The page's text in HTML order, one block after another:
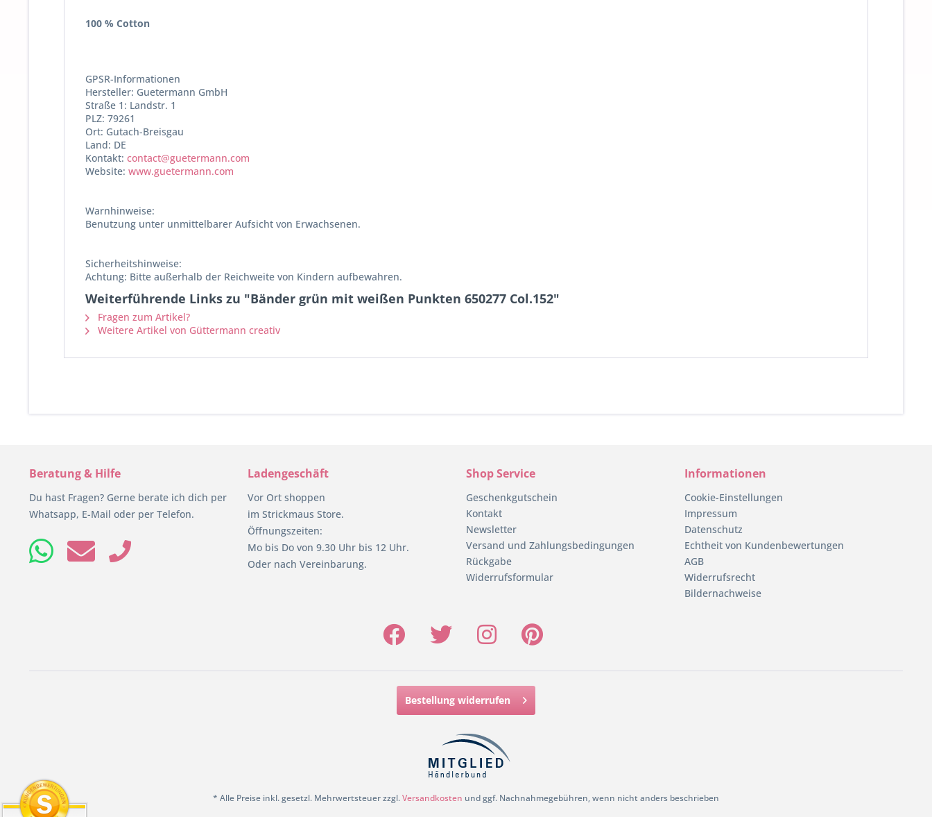
100 % Cotton
GPSR-Informationen
Hersteller: Guetermann GmbH
Straße 1: Landstr. 1
PLZ: 79261
Ort: Gutach-Breisgau
Land: DE
Kontakt: contact@guetermann.com
Website: www.guetermann.com
Warnhinweise:
Benutzung unter unmittelbarer Aufsicht von Erwachsenen.
Sicherheitshinweise:
Achtung: Bitte außerhalb der Reichweite von Kindern aufbewahren.
Weiterführende Links zu "Bänder grün mit weißen Punkten 650277 Col.152"
Fragen zum Artikel?
Weitere Artikel von Güttermann creativ
Beratung & Hilfe
Du hast Fragen? Gerne berate ich dich per
Whatsapp, E-Mail oder per Telefon.
Ladengeschäft
Vor Ort shoppen
im Strickmaus Store.
Öffnungszeiten:
Mo bis Do von 9.30 Uhr bis 12 Uhr.
Oder nach Vereinbarung.
Shop Service
Geschenkgutschein
Kontakt
Newsletter
Versand und Zahlungsbedingungen
Rückgabe
Widerrufsformular
Informationen
Cookie-Einstellungen
Impressum
Datenschutz
Echtheit von Kundenbewertungen
AGB
Widerrufsrecht
Bildernachweise
Bestellung widerrufen
* Alle Preise inkl. gesetzl. Mehrwertsteuer zzgl.Versandkosten und ggf. Nachnahmegebühren, wenn nicht anders beschrieben